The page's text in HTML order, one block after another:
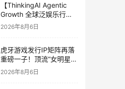
【ThinkingAI Agentic
Growth 全球泛娱乐行业
峰会】Agent 时代，人到
2026年8月6日
虎牙游戏发行IP矩阵再落
重磅一子！顶流“女明星”
ZANMANG LOOPY 正版
3D消除手游《消消奇遇》
2026年8月6日